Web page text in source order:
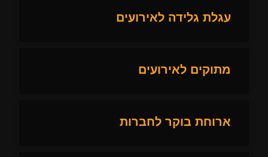
עגלת גלידה לאירועים
מתוקים לאירועים
ארוחת בוקר לחברות